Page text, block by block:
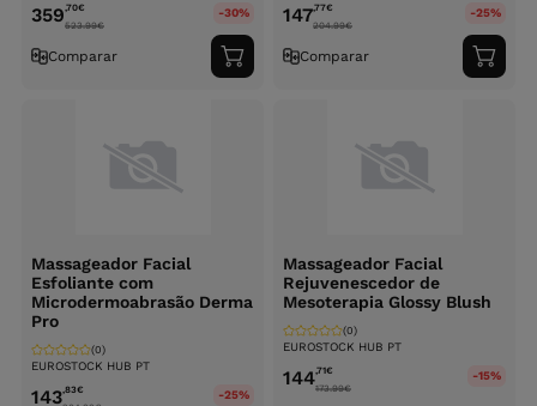
359 ,70€
523.99€
-30%
Comparar
Adicionar
ao
147,77€
204.99€
-25%
Comparar
ao
Massageador Facial
Esfoliante com
Microdermoabrasão Derma
Pro
EUROSTOCK HUB PT
(0)
143,83€
-25%
Massageador Facial
Rejuvenescedor de
Mesoterapia Glossy Blush
EUROSTOCK HUB PT
(0)
144,71€
173.99€
-15%